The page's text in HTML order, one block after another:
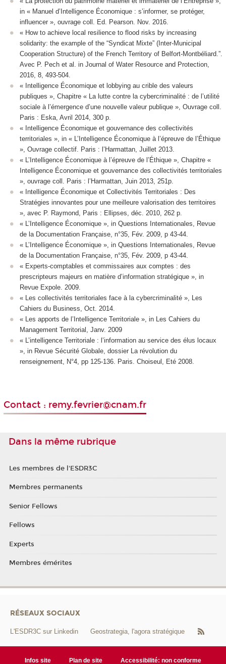
in « Manuel d’Intelligence Économique : s’informer, se protéger,
influencer », ouvrage coll. Ed. Pearson. Nov. 2016.
« How to achieve local resilience to flood risks by increasing
solidarity: the example of the “Syndicat Mixte” (Inter-Municipal
Cooperation Structure) of the French Territory of Belfort-Montbéliard.”.
Avec P. Pech et al. in Journal of Water Resource and Protection,
2016, 8, 493-504.
« Intelligence Économique et lobbying au crible des valeurs
publiques », Chapitre « La lutte contre la cybercriminalité : de l’utilité
sociale à l’émergence d’une nouvelle valeur publique », Ouvrage coll.
Paris : Eska, Avril 2014, 300 p.
« Intelligence Économique et gouvernance des collectivités
territoriales », in « L’Intelligence Économique à l’épreuve de l’Éthique
», Ouvrage collectif. Paris : l’Harmattan, Juillet 2013.
« L’Intelligence Économique à l’épreuve de l’Éthique », Chapitre «
Intelligence Économique et gouvernance des collectivités territoriales
», ouvrage coll. Paris : l’Harmattan, Juin 2013, 251p.
« Intelligence Économique et Collectivités Territoriales : Des
Stratégies innovantes pour une meilleure valorisation des territoires
», avec P. Raymond, Paris : Ellipses, déc. 2010, 262 p.
« L’Intelligence Économique », in Questions Internationales, Revue
de la Documentation Française, n°35, Fév. 2009, p 43-44.
« L’Intelligence Économique », in Questions Internationales, Revue
de la Documentation Française, n°35, Fév. 2009, p 43-44.
« Experts-comptables et commissaires aux comptes : des
prescripteurs majeurs en matière d’information stratégique », in
Revue Expole. 2009.
« Les collectivités territoriales face à la cybercriminalité », Les
Cahiers du Business, Oct. 2014.
« Les apports de l’Intelligence Territoriale », in Les Cahiers du
Management Territorial, Janv. 2009
« L’intelligence Territoriale : l’information au service des élus locaux
», in Revue Sécurité Globale, dossier La révolution du
renseignement, N°4, pp 125-136. Paris. Choiseul, Eté 2008.
Contact : remy.fevrier@cnam.fr
Dans la même rubrique
Les membres de l'ESDR3C
Membres permanents
Senior Fellows
Fellows
Experts
Membres émérites
RÉSEAUX SOCIAUX
L'ESDR3C sur Linkedin Geostrategia, l'agora stratégique
Infos site Plan de site Accessibilité: non conforme